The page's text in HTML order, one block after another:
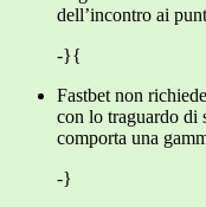
dell’incontro ai
-}{
Fastbet non
con lo traguardo di
comporta una
-}